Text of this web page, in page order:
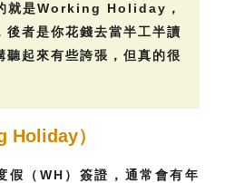
就是Working Holiday，
後者是你花錢去當半工半讀
聽起來有些誇張，但真的很
Holiday）
假（WH）簽證，通常會有年